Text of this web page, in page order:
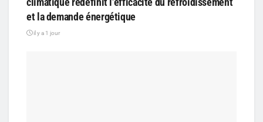
et la demande énergétique
il y a 1 jour